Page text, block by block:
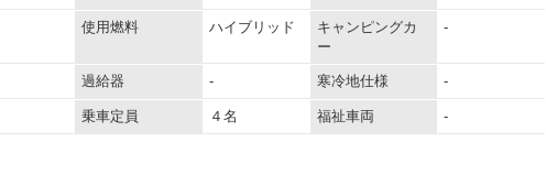
使用燃料 ハイブリッド
キャンピングカ
ー
-
過給器 - 寒冷地仕様 -
乗車定員 ４名 福祉車両 -